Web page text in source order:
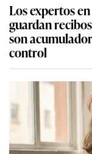
Los expertos
guardan
son
control